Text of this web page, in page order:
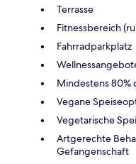
Terrasse
Fitnessbereich
Fahrradparkplatz
Mindestens 80%
Vegane
Vegetarische
Artgerechte
Gefangenschaft